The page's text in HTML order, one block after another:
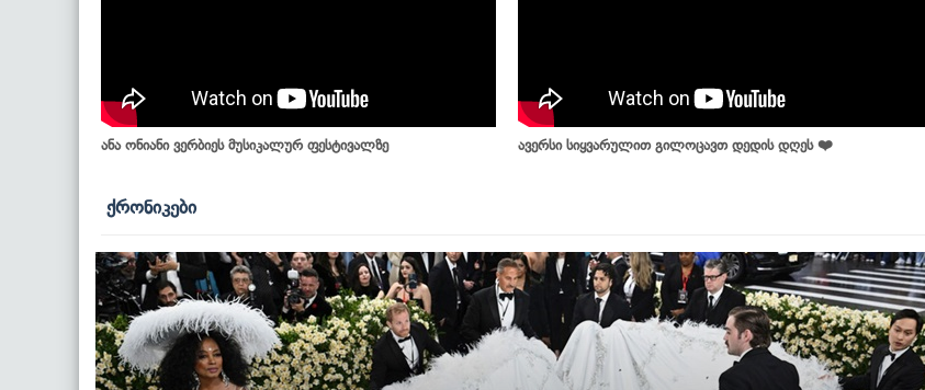
ანა ონიანი ვერბიეს მუსიკალურ ფესტივალზე ავერსი სიყვარულით გილოცავთ დედის დღეს ❤️
ქრონიკები